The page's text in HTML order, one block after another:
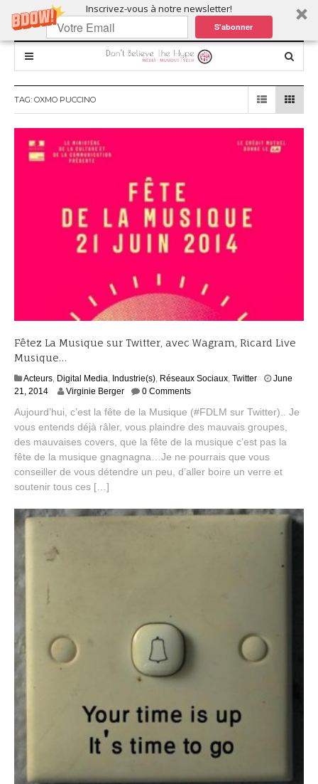
Inscrivez-vous à notre newsletter!
S'abonner
TAG: OXMO PUCCINO
Fêtez La Musique sur Twitter, avec Wagram, Ricard Live
Musique…
Acteurs Digital Media Industrie(s) Réseaux Sociaux Twitter
June
21, 2014A
g
u
s
t
,
0
Virginie Berger 0 Comments
Aujourd’hui, c’est la fête de la Musique (#FDLM sur Twitter).. Je
vous entends déjà râler, vous plaindre des mauvais groupes,
des mauvaises covers, que la fête de la musique c’est pas la
fête de la musique gnagnagna…Je ne pourrais que vous
conseiller de vous détendre un peu, d’aller boire un verre et
soutenir tous ces […]